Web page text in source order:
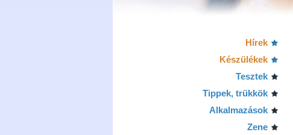
Hírek
Készülékek
Tesztek
Tippek, trükkök
Alkalmazások
Zene